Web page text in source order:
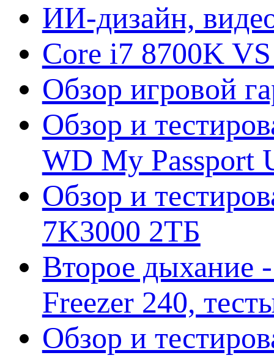
ИИ-дизайн,
Core i7 8700K
Обзор игровой
Обзор и
WD My Passport
Обзор и
7K3000 2ТБ
Второе дыхание
Freezer 240,
Обзор и